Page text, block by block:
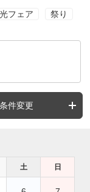
フェア 祭り
条件変更
土 日